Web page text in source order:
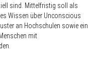
sind. Mittelfristig soll als
Wissen über Unconscious
an Hochschulen sowie ein
mit